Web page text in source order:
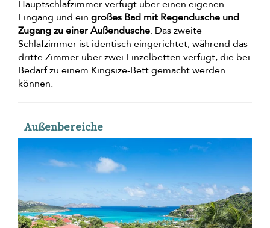
Hauptschlafzimmer verfügt über einen eigenen
Eingang und ein großes Bad mit Regendusche und
Zugang zu einer Außendusche. Das zweite
Schlafzimmer ist identisch eingerichtet, während das
dritte Zimmer über zwei Einzelbetten verfügt, die bei
Bedarf zu einem Kingsize-Bett gemacht werden
können.
Außenbereiche